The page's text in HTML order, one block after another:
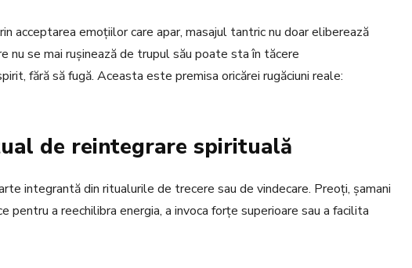
acceptarea emoțiilor care apar, masajul tantric nu doar eliberează
nu se mai rușinează de trupul său poate sta în tăcere
fără să fugă. Aceasta este premisa oricărei rugăciuni reale:
de reintegrare spirituală
integrantă din ritualurile de trecere sau de vindecare. Preoți, șamani
pentru a reechilibra energia, a invoca forțe superioare sau a facilita